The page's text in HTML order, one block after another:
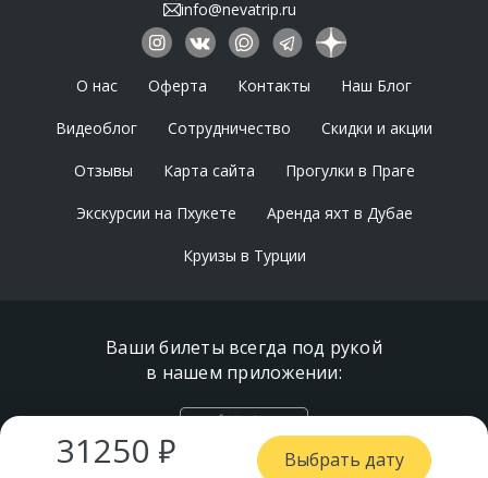
31250 ₽ Выбрать дату
напишите запрос на почту
order@nevatrip.ru.
info@nevatrip.ru
О нас Оферта Контакты Наш Блог
Видеоблог Сотрудничество Скидки и акции
Отзывы Карта сайта Прогулки в Праге
Экскурсии на Пхукете Аренда яхт в Дубае
Круизы в Турции
Ваши билеты всегда под рукой
в нашем приложении: